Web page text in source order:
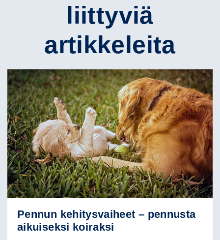
liittyviä
artikkeleita
Pennun kehitysvaiheet – pennusta
aikuiseksi koiraksi